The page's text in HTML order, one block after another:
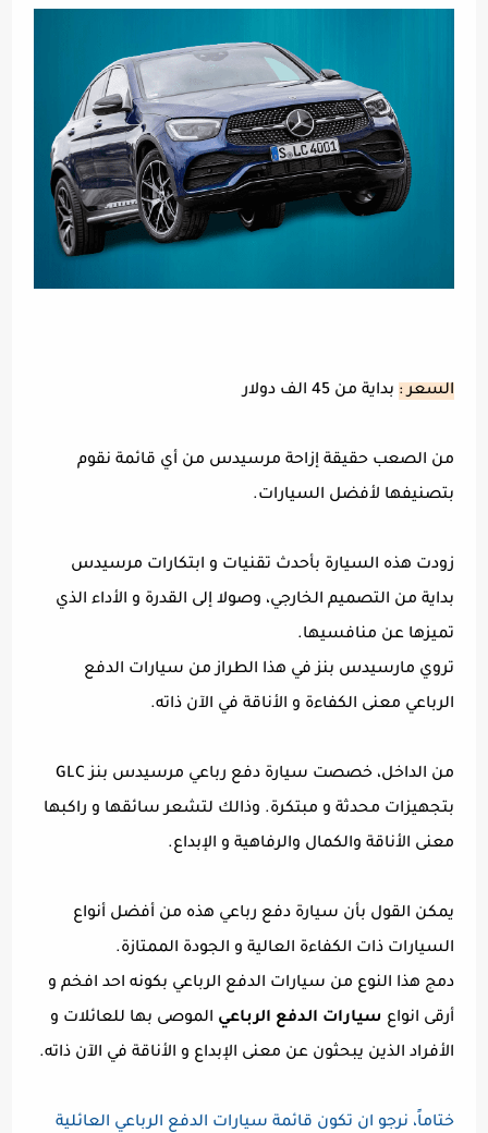
السعر : بداية من 45 الف دولار
من الصعب حقيقة إزاحة مرسيدس من أي قائمة نقوم
بتصنيفها لأفضل السيارات.
زودت هذه السيارة بأحدث تقنيات و ابتكارات مرسيدس
بداية من التصميم الخارجي، وصولا إلى القدرة و الأداء الذي
تميزها عن منافسيها.
تروي مارسيدس بنز في هذا الطراز من سيارات الدفع
الرباعي معنى الكفاءة و الأناقة في الآن ذاته.
من الداخل، خصصت سيارة دفع رباعي مرسيدس بنز GLC
بتجهيزات محدثة و مبتكرة. وذالك لتشعر سائقها و راكبها
معنى الأناقة والكمال والرفاهية و الإبداع.
يمكن القول بأن سيارة دفع رباعي هذه من أفضل أنواع
السيارات ذات الكفاءة العالية و الجودة الممتازة.
دمج هذا النوع من سيارات الدفع الرباعي بكونه احد افخم و
أرقى انواع سيارات الدفع الرباعي الموصى بها للعائلات و
الأفراد الذين يبحثون عن معنى الإبداع و الأناقة في الآن ذاته.
ختاماً، نرجو ان تكون قائمة سيارات الدفع الرباعي العائلية